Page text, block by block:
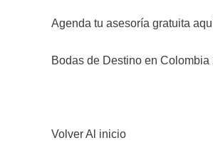
Agenda tu asesoría gratuita
Bodas de Destino en
Volver Al inicio